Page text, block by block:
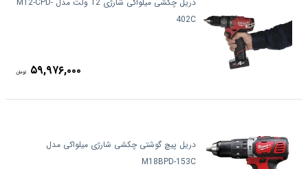
402C
۵۹,۹۷۶,۰۰۰ تومان
دریل پیچ گوشتی چکشی شارژی میلواکی مدل
M18BPD-153C